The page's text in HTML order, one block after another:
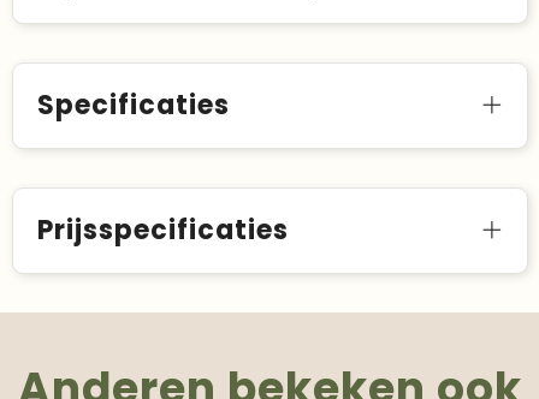
Specificaties
Prijsspecificaties